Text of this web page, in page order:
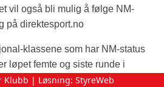
vil også bli mulig å følge NM-
på direktesport.no
klassene som har NM-status
løpet femte og siste runde i
og for historisk klasse. Løpet
Klubb | Løsning: StyreWeb